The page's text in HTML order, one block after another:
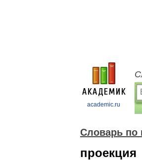
academic.ru
Словарь по
проекция